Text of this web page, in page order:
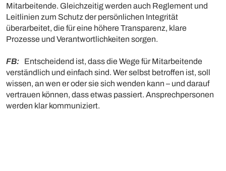
Mitarbeitende. Gleichzeitig werden auch Reglement und
Leitlinien zum Schutz der persönlichen Integrität
überarbeitet, die für eine höhere Transparenz, klare
Prozesse und Verantwortlichkeiten sorgen.
FB: Entscheidend ist, dass die Wege für Mitarbeitende
verständlich und einfach sind. Wer selbst betroffen ist, soll
wissen, an wen er oder sie sich wenden kann – und darauf
vertrauen können, dass etwas passiert. Ansprechpersonen
werden klar kommuniziert.